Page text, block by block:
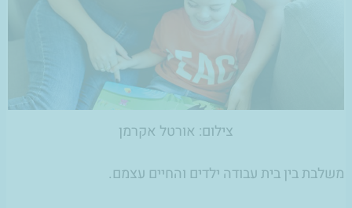
צילום: אורטל אקרמן
משלבת בין בית עבודה ילדים והחיים עצמם.